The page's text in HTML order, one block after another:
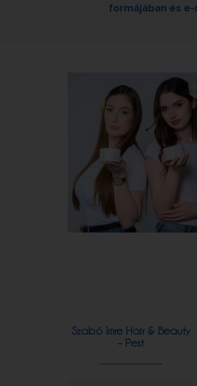
formájában és
Szabó Imre Hair & Beauty
– Pest